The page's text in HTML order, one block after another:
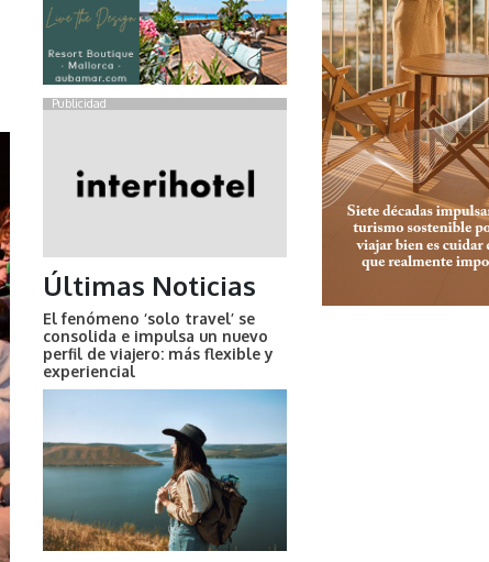
Publicidad
Últimas Noticias
El fenómeno ‘solo travel’ se
consolida e impulsa un nuevo
perfil de viajero: más flexible y
experiencial